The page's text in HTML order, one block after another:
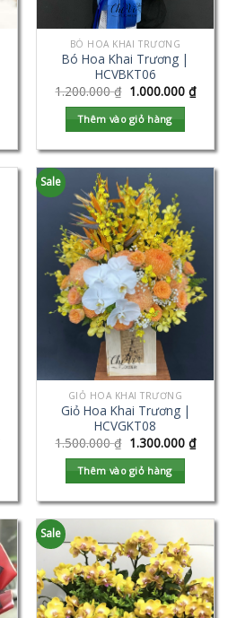
BÓ HOA KHAI TRƯƠNG
Bó Hoa Khai Trương |
HCVBKT06
1.200.000₫ 1.000.000 ₫
Thêm vào giỏ hàng
Sale
GIỎ HOA KHAI TRƯƠNG
Giỏ Hoa Khai Trương |
HCVGKT08
1.500.000₫ 1.300.000 ₫
Thêm vào giỏ hàng
Sale